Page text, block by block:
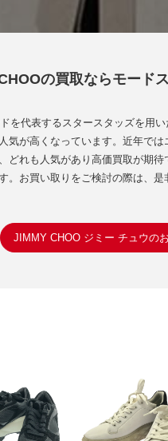
の買取ならモード
を代表するスタースタッズを用
気が高くなっています。近年で
れも人気があり高価買取が期
。お買い取りをご検討の際は、是
JIMMY CHOO ジミー チュウの